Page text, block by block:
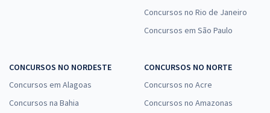
Concursos no Rio de Janeiro
Concursos em São Paulo
CONCURSOS NO NORDESTE
Concursos em Alagoas
Concursos na Bahia
CONCURSOS NO NORTE
Concursos no Acre
Concursos no Amazonas